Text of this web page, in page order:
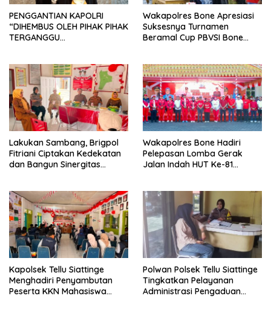
PENGGANTIAN KAPOLRI
“DIHEMBUS OLEH PIHAK PIHAK
TERGANGGU
Wakapolres Bone Apresiasi
Suksesnya Turnamen
Beramal Cup PBVSI Bone
Lakukan Sambang, Brigpol
Fitriani Ciptakan Kedekatan
dan Bangun Sinergitas
Wakapolres Bone Hadiri
Pelepasan Lomba Gerak
Jalan Indah HUT Ke-81
Kapolsek Tellu Siattinge
Menghadiri Penyambutan
Peserta KKN Mahasiswa
Polwan Polsek Tellu Siattinge
Tingkatkan Pelayanan
Administrasi Pengaduan